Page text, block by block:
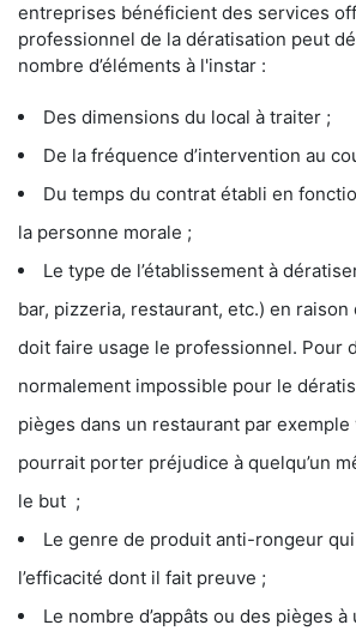
entreprises bénéficient des services
professionnel de la dératisation peut
nombre d’éléments à l'instar :
Des dimensions du local à traiter ;
De la fréquence d’intervention au
Du temps du contrat établi en
la personne morale ;
Le type de l’établissement à
bar, pizzeria, restaurant, etc.) en
doit faire usage le professionnel. Pour
normalement impossible pour le
pièges dans un restaurant par exemple
pourrait porter préjudice à quelqu’un
le but ;
Le genre de produit anti-rongeur
l’efficacité dont il fait preuve ;
Le nombre d’appâts ou des pièges à